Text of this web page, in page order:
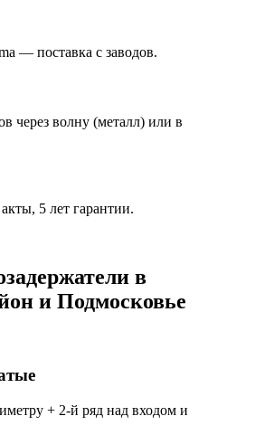
— поставка с заводов.
через волну (металл) или в
5 лет гарантии.
в
и Подмосковье
+ 2-й ряд над входом и